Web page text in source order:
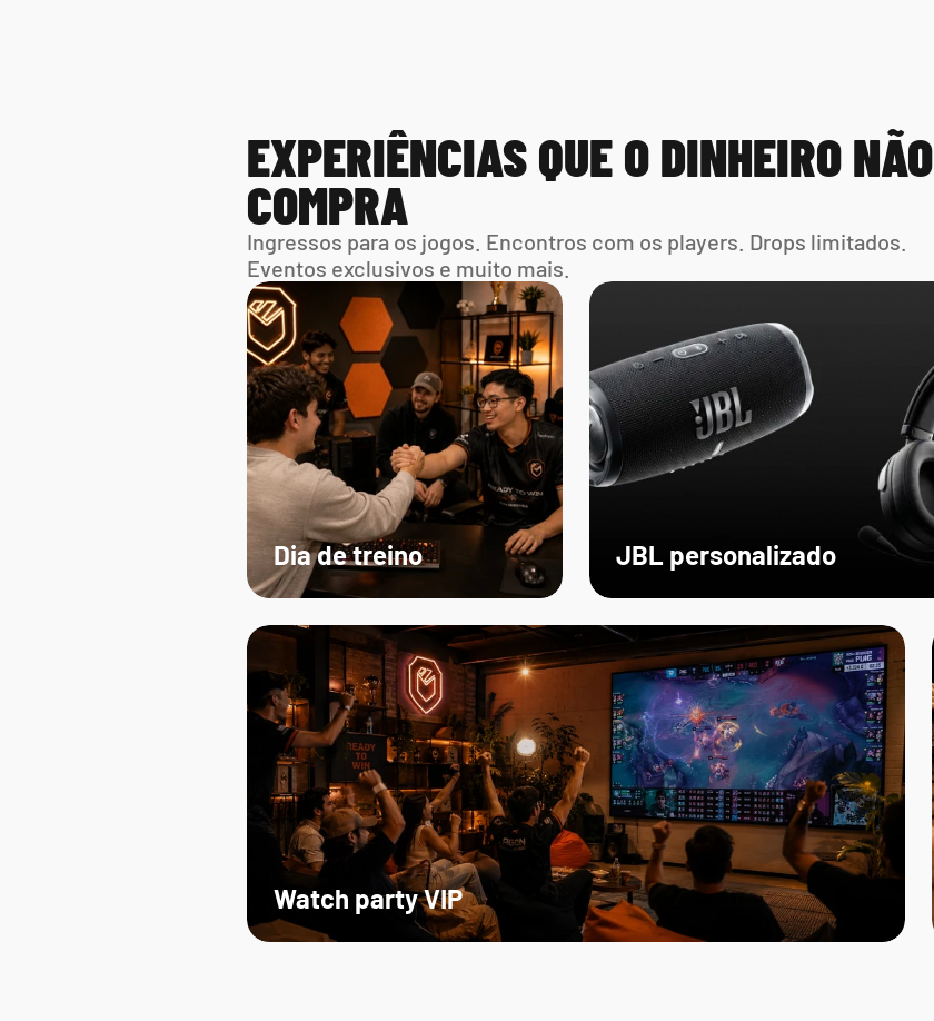
EXPERIÊNCIAS QUE O DINHEIRO NÃO
COMPRA
Ingressos para os jogos. Encontros com os players. Drops limitados.
Eventos exclusivos e muito mais.
Watch party VIP
JBL personalizado
Dia de treino